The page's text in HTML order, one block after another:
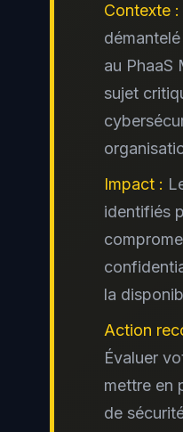
La migration
une priorité
services
Microsoft 365
Workspace.
les
Contexte :
au PhaaS
sujet
Impact :
identifiés
la
Action
Évaluer
mettre en
de